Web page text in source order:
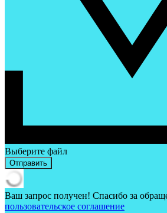
Выберите файл
Отправить
Ваш запрос получен! Спасибо за
пользовательское соглашение